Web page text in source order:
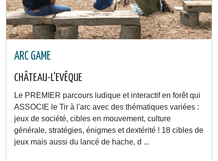
ARC GAME
CHÂTEAU-L'EVÊQUE
Le PREMIER parcours ludique et interactif en forêt qui
ASSOCIE le Tir à l'arc avec des thématiques variées :
jeux de société, cibles en mouvement, culture
générale, stratégies, énigmes et dextérité ! 18 cibles de
jeux mais aussi du lancé de hache, d ...